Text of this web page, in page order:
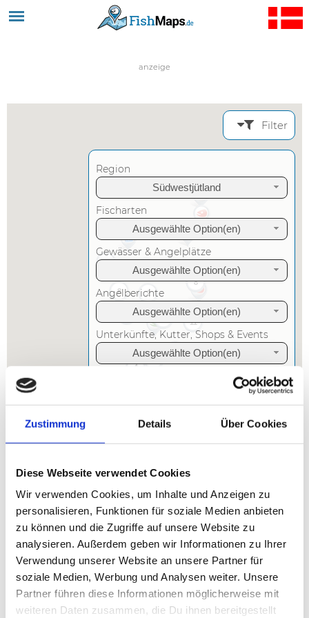
Zustimmung Details Über Cookies
Diese Webseite verwendet Cookies
Wir verwenden Cookies, um Inhalte und Anzeigen zu
personalisieren, Funktionen für soziale Medien anbieten
zu können und die Zugriffe auf unsere Website zu
analysieren. Außerdem geben wir Informationen zu Ihrer
Verwendung unserer Website an unsere Partner für
soziale Medien, Werbung und Analysen weiter. Unsere
Partner führen diese Informationen möglicherweise mit
weiteren Daten zusammen, die Du ihnen bereitgestellt
Jump to navigation
anzeige
8
8
8
8
11
5
6
4
2
3
Willkommen beim Herzstück von
FishMaps: unserer Kartensuche!
Du suchst Infos zu Angelgewässern in Dänemark vom
Filter
Region
Südwestjütland
Fischarten
Ausgewählte Option(en)
Gewässer & Angelplätze
Ausgewählte Option(en)
Angelberichte
Ausgewählte Option(en)
Unterkünfte, Kutter, Shops & Events
Ausgewählte Option(en)